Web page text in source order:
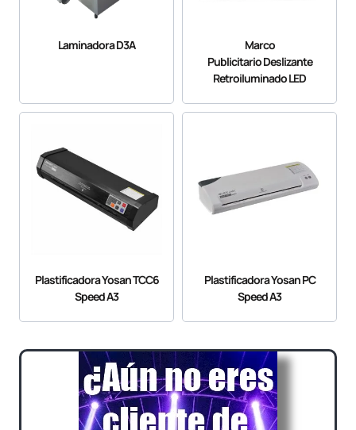
Laminadora D3A
Marco
Publicitario Deslizante
Retroiluminado LED
Plastificadora Yosan TCC6
Speed A3
Plastificadora Yosan PC
Speed A3